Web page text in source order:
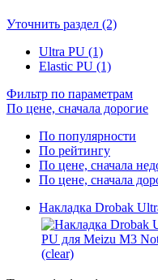
Уточнить раздел (2)
Ultra PU (1)
Elastic PU (1)
Фильтр по параметрам
По цене, сначала дорогие
По популярности
По рейтингу
По цене, сначала
По цене, сначала
Накладка Drobak